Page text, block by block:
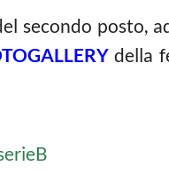
secondo posto,
della